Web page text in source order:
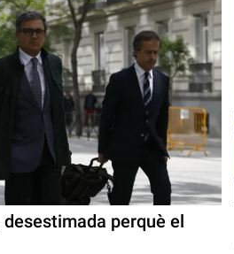
perquè el